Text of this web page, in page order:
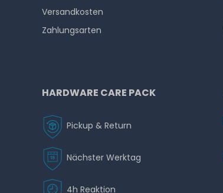
Versandkosten
Zahlungsarten
HARDWARE CARE PACK
Pickup & Return
Nächster Werktag
4h Reaktion